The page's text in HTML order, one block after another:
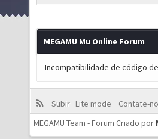
MEGAMU Mu Online Forum
Incompatibilidade de código
Subir Lite mode
Contate-
MEGAMU Team - Forum Criado por